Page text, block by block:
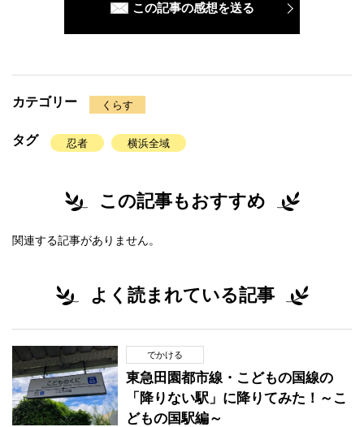
この記事の感想を送る
カテゴリー くらす
タグ 忍者 横浜全域
この記事もおすすめ
関連する記事がありません。
よく読まれている記事
でかける
東急田園都市線・こどもの国線の
「降りない駅」に降りてみた！～こ
どもの国駅編～